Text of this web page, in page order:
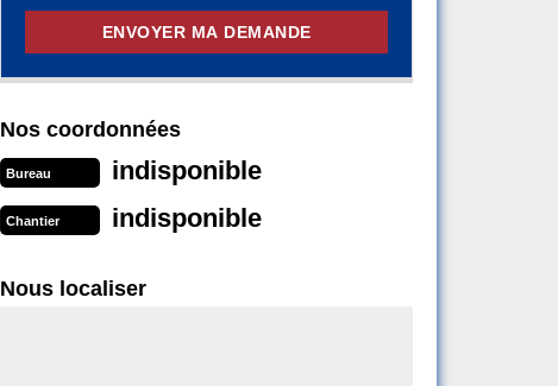
Nos coordonnées
Bureau indisponible
Chantier indisponible
Nous localiser